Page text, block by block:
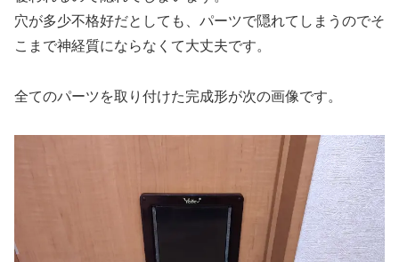
穴が多少不格好だとしても、パーツで隠れてしまうのでそ
こまで神経質にならなくて大丈夫です。
全てのパーツを取り付けた完成形が次の画像です。